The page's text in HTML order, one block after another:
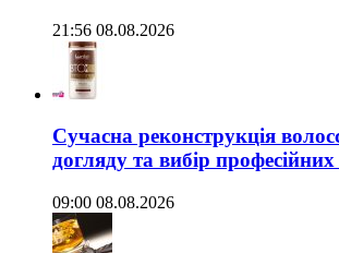
21:56 08.08.2026
Сучасна реконструкція
догляду та вибір професійних
09:00 08.08.2026